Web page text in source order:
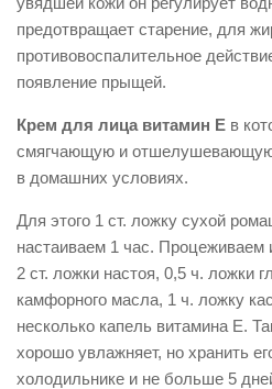
предотвращает старение, для
противовоспалительное
появление прыщей.
Крем для лица витамин Е в
смягчающую и отшелушевающую
в домашних условиях.
Для этого 1 ст. ложку сухой
настаиваем 1 час. Процеживаем
2 ст. ложки настоя, 0,5 ч. ложки
камфорного масла, 1 ч. ложку
несколько капель витамина Е.
хорошо увлажняет, но хранить
холодильнике и не больше 5